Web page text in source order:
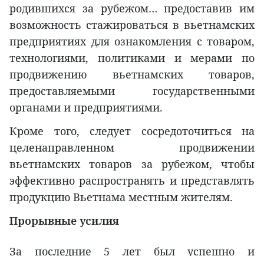
родившихся за рубежом… предоставив им
возможность стажироваться в вьетнамских
предприятиях для ознакомления с товаром,
технологиями, политиками и мерами по
продвижению вьетнамских товаров,
предоставляемыми государственными
органами и предприятиями.
Кроме того, следует сосредоточиться на
целенаправленном продвижении
вьетнамских товаров за рубежом, чтобы
эффективно распространять и представлять
продукцию Вьетнама местным жителям.
Прорывные усилия
За последние 5 лет был успешно и